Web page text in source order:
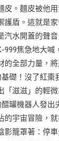
。麵皮被他
盾。這就是
水開蓋的聲
焦急地大
全部力量，
礎！沒了紅棗
滋滋」的輕
罐機器人發
宇宙冒險，
籠罩著：停